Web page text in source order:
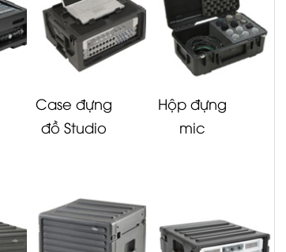
Case đựng
đồ Studio
Hộp đựng
mic